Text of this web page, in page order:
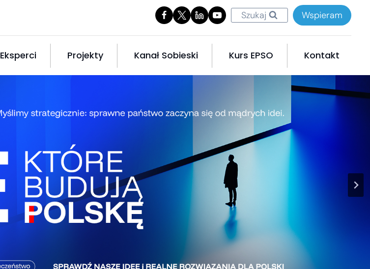
Szukaj Wspieram
Eksperci Projekty Kanał Sobieski Kurs EPSO Kontakt